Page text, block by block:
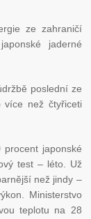
ze zahraničí
jaderné
poslední ze
více než čtyřiceti
japonské
test – léto. Už
než jindy –
Ministerstvo
teplotu na 28